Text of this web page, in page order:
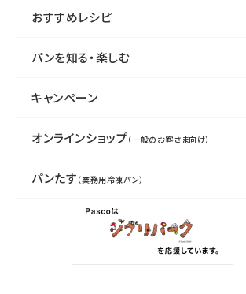
おすすめレシピ
パンを知る・楽しむ
キャンペーン
オンラインショップ（一般のお客さま向け）
パンたす （業務用冷凍パン）